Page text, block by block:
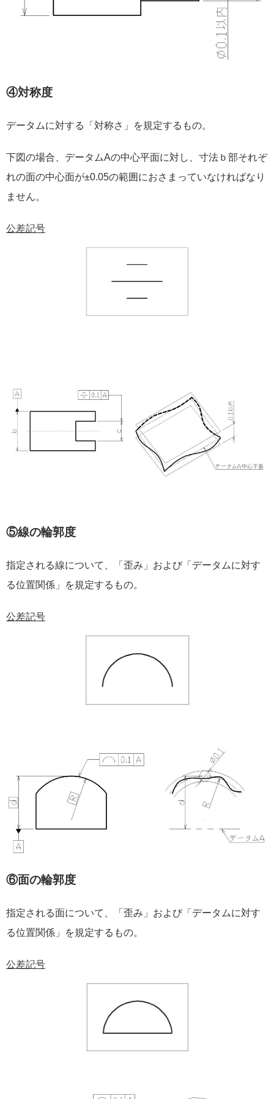
④対称度
データムに対する「対称さ」を規定するもの。
下図の場合、データムAの中心平面に対し、寸法ｂ部それぞ
れの面の中心面が±0.05の範囲におさまっていなければなり
ません。
公差記号
⑤線の輪郭度
指定される線について、「歪み」および「データムに対す
る位置関係」を規定するもの。
公差記号
⑥面の輪郭度
指定される面について、「歪み」および「データムに対す
る位置関係」を規定するもの。
公差記号